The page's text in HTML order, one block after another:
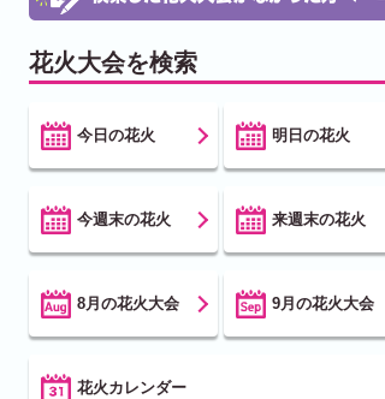
花火大会を検索
今日の花火 明日の花火
今週末の花火 来週末の花火
8月の花火大会 9月の花火大会
花火カレンダー